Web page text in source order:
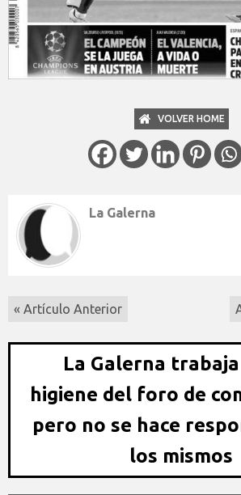
VOLVER HOME
La Galerna
« Artículo Anterior
La Galerna
higiene del foro de
pero no se hace
los mismos